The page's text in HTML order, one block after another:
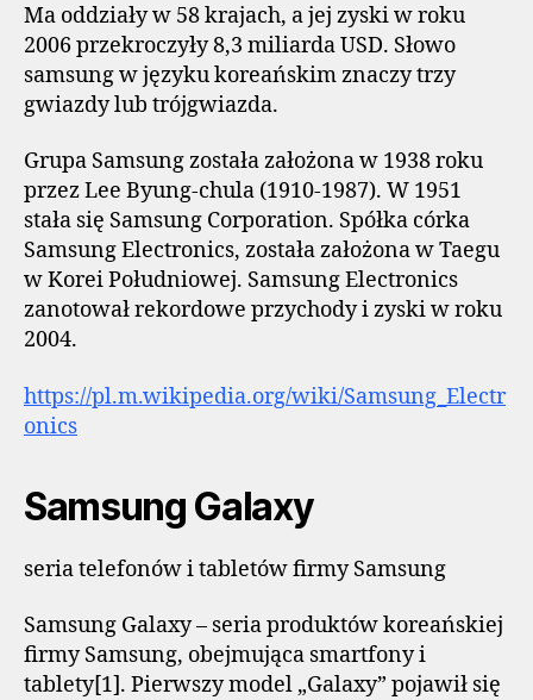
Ma oddziały w 58 krajach, a jej zyski w roku
2006 przekroczyły 8,3 miliarda USD. Słowo
samsung w języku koreańskim znaczy trzy
gwiazdy lub trójgwiazda.
Grupa Samsung została założona w 1938 roku
przez Lee Byung-chula (1910-1987). W 1951
stała się Samsung Corporation. Spółka córka
Samsung Electronics, została założona w Taegu
w Korei Południowej. Samsung Electronics
zanotował rekordowe przychody i zyski w roku
2004.
https://pl.m.wikipedia.org/wiki/Samsung_Electr
onics
Samsung Galaxy
seria telefonów i tabletów firmy Samsung
Samsung Galaxy – seria produktów koreańskiej
firmy Samsung, obejmująca smartfony i
tablety[1]. Pierwszy model „Galaxy” pojawił się